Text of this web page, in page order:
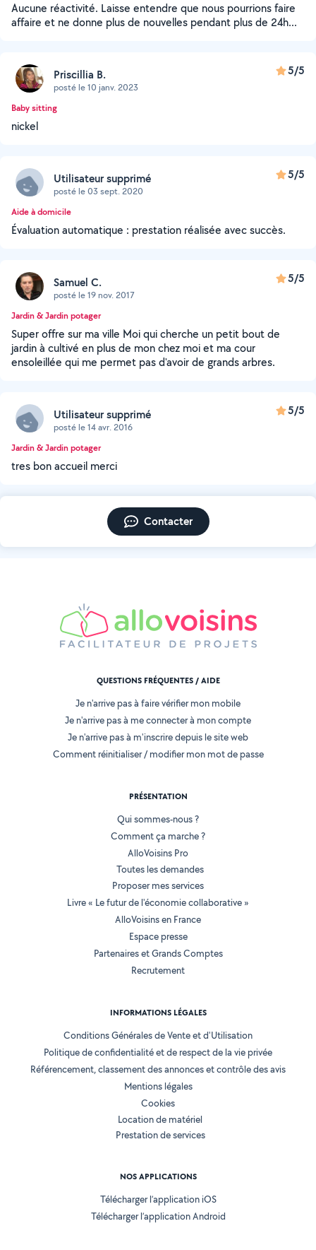
Aucune réactivité. Laisse entendre que nous pourrions faire
affaire et ne donne plus de nouvelles pendant plus de 24h...
Priscillia B.
posté le 10 janv. 2023
5/5
Baby sitting
nickel
Utilisateur supprimé
posté le 03 sept. 2020
5/5
Aide à domicile
Évaluation automatique : prestation réalisée avec succès.
Samuel C.
posté le 19 nov. 2017
5/5
Jardin & Jardin potager
Super offre sur ma ville Moi qui cherche un petit bout de
jardin à cultivé en plus de mon chez moi et ma cour
ensoleillée qui me permet pas d'avoir de grands arbres.
Utilisateur supprimé
posté le 14 avr. 2016
5/5
Jardin & Jardin potager
tres bon accueil merci
Contacter
QUESTIONS FRÉQUENTES / AIDE
Je n'arrive pas à faire vérifier mon mobile
Je n'arrive pas à me connecter à mon compte
Je n'arrive pas à m'inscrire depuis le site web
Comment réinitialiser / modifier mon mot de passe
PRÉSENTATION
Qui sommes-nous ?
Comment ça marche ?
AlloVoisins Pro
Toutes les demandes
Proposer mes services
Livre « Le futur de l'économie collaborative »
AlloVoisins en France
Espace presse
Partenaires et Grands Comptes
Recrutement
INFORMATIONS LÉGALES
Conditions Générales de Vente et d'Utilisation
Politique de confidentialité et de respect de la vie privée
Référencement, classement des annonces et contrôle des avis
Mentions légales
Cookies
Location de matériel
Prestation de services
NOS APPLICATIONS
Télécharger l’application iOS
Télécharger l’application Android